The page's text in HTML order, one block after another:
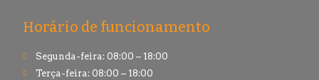
Horário de funcionamento
Segunda-feira: 08:00 – 18:00
Terça-feira: 08:00 – 18:00